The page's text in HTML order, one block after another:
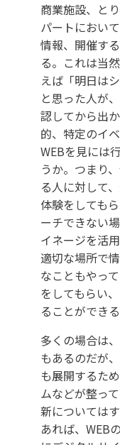
商業施設、と
パートにおい
情報、開催す
る。これは当
えば「明日は
と思った人が
認してから出
的、特定のイ
WEBを見には
うか。つまり
る人に対して
体験をしても
ーチできない
イネージを活
適切な場所で
なこともやっ
をしてもらい
ることができる
多くの場合は
もあるのだが
も展開するた
ムなどが整っ
新については
あれば、WEB